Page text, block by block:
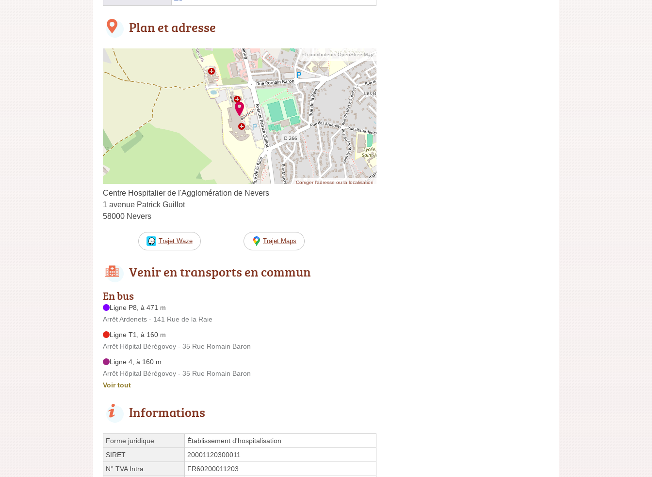
Plan et adresse
© contributeurs OpenStreetMap
Corriger l’adresse ou la localisation
Centre Hospitalier de l'Agglomération de Nevers
1 avenue Patrick Guillot
58000 Nevers
Trajet Waze Trajet Maps
Venir en transports en commun
En bus
Ligne P8, à 471 m
Arrêt Ardenets - 141 Rue de la Raie
Ligne T1, à 160 m
Arrêt Hôpital Bérégovoy - 35 Rue Romain Baron
Ligne 4, à 160 m
Arrêt Hôpital Bérégovoy - 35 Rue Romain Baron
Voir tout
Informations
Forme juridique
Établissement d'hospitalisation
SIRET
20001120300011
N° TVA Intra.
FR60200011203